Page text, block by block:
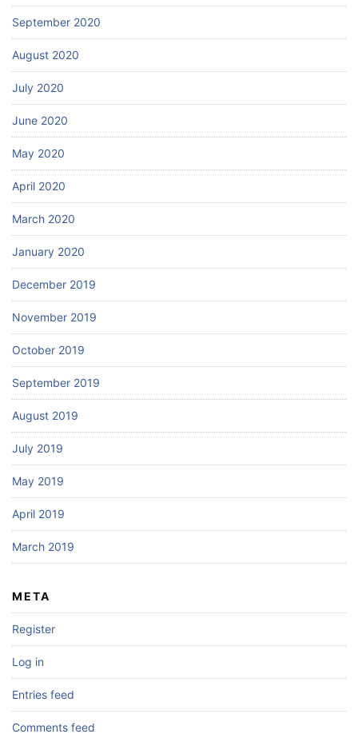
September 2020
August 2020
July 2020
June 2020
May 2020
April 2020
March 2020
January 2020
December 2019
November 2019
October 2019
September 2019
August 2019
July 2019
May 2019
April 2019
March 2019
META
Register
Log in
Entries feed
Comments feed